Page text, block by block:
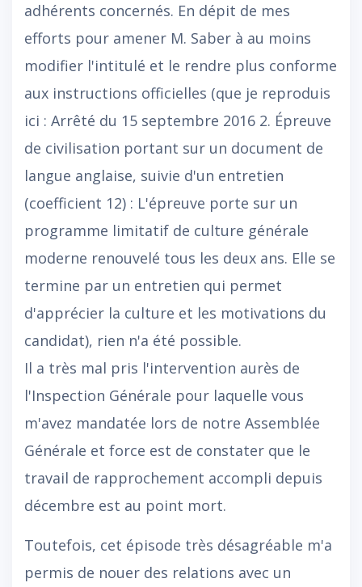
adhérents concernés. En dépit de mes
efforts pour amener M. Saber à au moins
modifier l'intitulé et le rendre plus conforme
aux instructions officielles (que je reproduis
ici : Arrêté du 15 septembre 2016 2. Épreuve
de civilisation portant sur un document de
langue anglaise, suivie d'un entretien
(coefficient 12) : L'épreuve porte sur un
programme limitatif de culture générale
moderne renouvelé tous les deux ans. Elle se
termine par un entretien qui permet
d'apprécier la culture et les motivations du
candidat), rien n'a été possible.
Il a très mal pris l'intervention aurès de
l'Inspection Générale pour laquelle vous
m'avez mandatée lors de notre Assemblée
Générale et force est de constater que le
travail de rapprochement accompli depuis
décembre est au point mort.
Toutefois, cet épisode très désagréable m'a
permis de nouer des relations avec un